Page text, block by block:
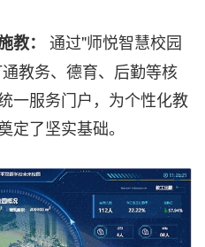
教：
通过"师悦智慧校园
教务、德育、后勤等核
一服务门户，为个性化教
定了坚实基础。